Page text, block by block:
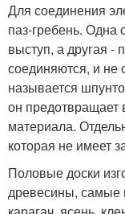
Для соединения
паз-гребень. Одна
выступ, а другая -
соединяются, и не
называется
он
материала.
которая не имеет
Половые доски
древесины, самые